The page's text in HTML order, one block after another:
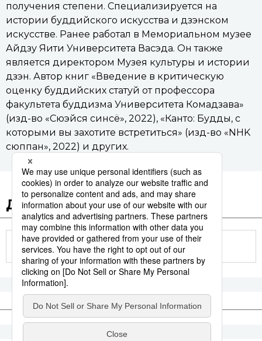
получения степени. Специализируется на
истории буддийского искусства и дзэнском
искусстве. Ранее работал в Мемориальном музее
Айдзу Яити Университета Васэда. Он также
является директором Музея культуры и истории
дзэн. Автор книг «Введение в критическую
оценку буддийских статуй от профессора
факультета буддизма Университета Комадзава»
(изд-во «Сюэйся синсё», 2022), «Канто: Будды, с
которыми вы захотите встретиться» (изд-во «NHK
сюппан», 2022) и других.
Другие статьи по теме